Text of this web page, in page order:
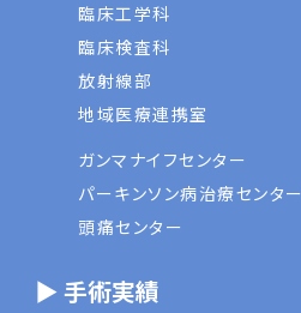
臨床工学科
臨床検査科
放射線部
地域医療連携室
ガンマナイフセンター
パーキンソン病治療センター
頭痛センター
▶ 手術実績